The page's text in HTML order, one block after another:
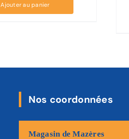
Ajouter au panier
Nos coordonnées
Magasin de Mazères